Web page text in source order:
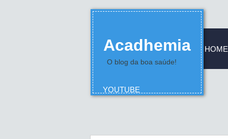
Acadhemia
O blog da boa saúde!
HOME
YOUTUBE